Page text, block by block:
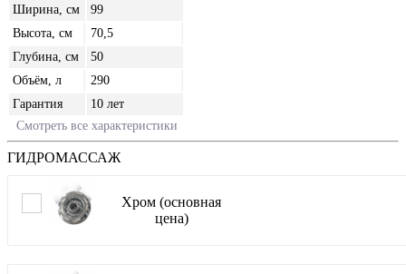
Ширина, см
99
Высота, см
70,5
Глубина, см
50
Объём, л
290
Гарантия
10 лет
Смотреть все характеристики
ГИДРОМАССАЖ
Хром (основная
цена)